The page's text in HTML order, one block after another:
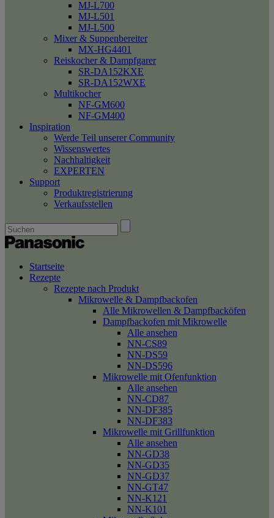
MJ-L700
MJ-L501
MJ-L500
Mixer & Suppenbereiter
MX-HG4401
Reiskocher & Dampfgarer
SR-DA152KXE
SR-DA152WXE
Multikocher
NF-GM600
NF-GM400
Inspiration
Werde Teil unserer Community
Wissenswertes
Nachhaltigkeit
EXPERTEN
Support
Produktregistrierung
Verkaufsstellen
Startseite
Rezepte
Rezepte nach Produkt
Mikrowelle & Dampfbackofen
Alle Mikrowellen & Dampfbacköfen
Dampfbackofen mit Mikrowelle
Alle ansehen
NN-CS89
NN-DS59
NN-DS596
Mikrowelle mit Ofenfunktion
Alle ansehen
NN-CD87
NN-DF385
NN-DF383
Mikrowelle mit Grillfunktion
Alle ansehen
NN-GD38
NN-GD35
NN-GD37
NN-GT47
NN-K121
NN-K101